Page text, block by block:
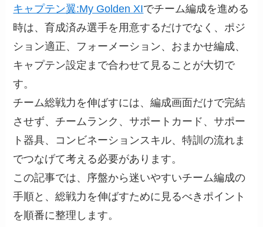
キャプテン翼:My Golden XIでチーム編成を進める
時は、育成済み選手を用意するだけでなく、ポジ
ション適正、フォーメーション、おまかせ編成、
キャプテン設定まで合わせて見ることが大切で
す。
チーム総戦力を伸ばすには、編成画面だけで完結
させず、チームランク、サポートカード、サポー
ト器具、コンビネーションスキル、特訓の流れま
でつなげて考える必要があります。
この記事では、序盤から迷いやすいチーム編成の
手順と、総戦力を伸ばすために見るべきポイント
を順番に整理します。